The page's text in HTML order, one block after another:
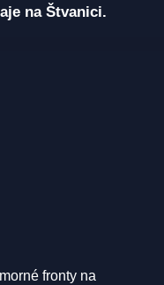
na Štvanici.
fronty na